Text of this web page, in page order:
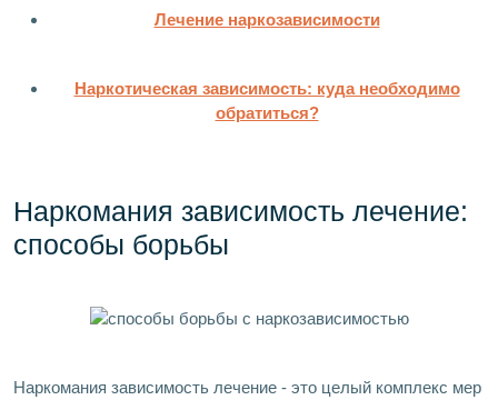
Лечение наркозависимости
Наркотическая зависимость: куда необходимо
обратиться?
Наркомания зависимость лечение:
способы борьбы
Наркомания зависимость лечение - это целый комплекс мер